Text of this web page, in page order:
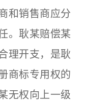
和销售商应分
。耿某赔偿某
理开支，是耿
商标专用权的
无权向上一级